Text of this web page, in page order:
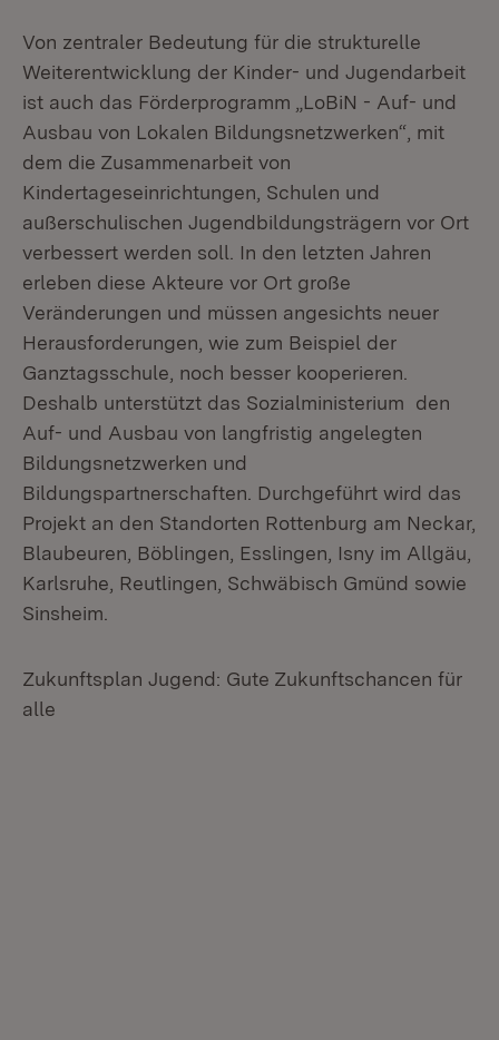
Von zentraler Bedeutung für die strukturelle
Weiterentwicklung der Kinder- und Jugendarbeit
ist auch das Förderprogramm „LoBiN - Auf- und
Ausbau von Lokalen Bildungsnetzwerken“, mit
dem die Zusammenarbeit von
Kindertageseinrichtungen, Schulen und
außerschulischen Jugendbildungsträgern vor Ort
verbessert werden soll. In den letzten Jahren
erleben diese Akteure vor Ort große
Veränderungen und müssen angesichts neuer
Herausforderungen, wie zum Beispiel der
Ganztagsschule, noch besser kooperieren.
Deshalb unterstützt das Sozialministerium den
Auf- und Ausbau von langfristig angelegten
Bildungsnetzwerken und
Bildungspartnerschaften. Durchgeführt wird das
Projekt an den Standorten Rottenburg am Neckar,
Blaubeuren, Böblingen, Esslingen, Isny im Allgäu,
Karlsruhe, Reutlingen, Schwäbisch Gmünd sowie
Sinsheim.
Zukunftsplan Jugend: Gute Zukunftschancen für
alle